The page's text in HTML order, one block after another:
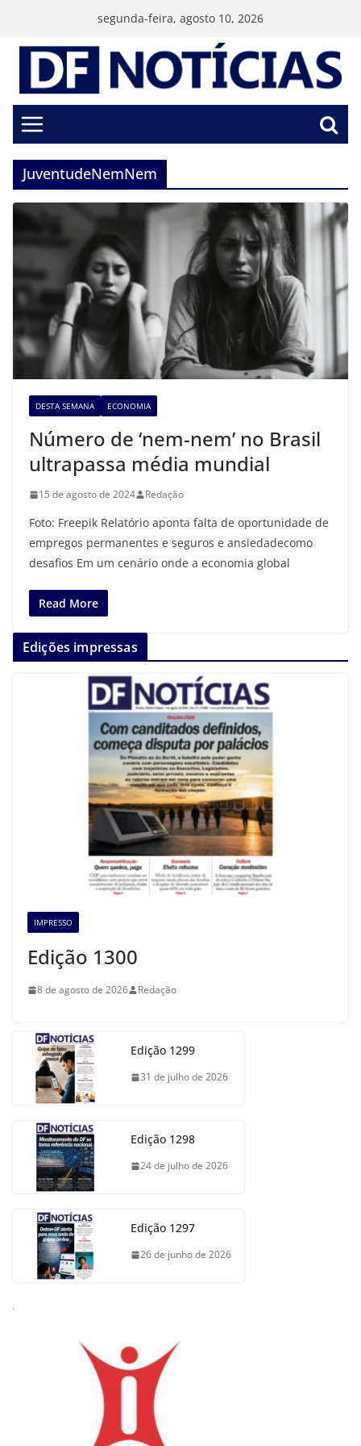
conteúdo
segunda-feira, agosto 10, 2026
JuventudeNemNem
DESTA SEMANA ECONOMIA
Número de ‘nem-nem’ no Brasil
ultrapassa média mundial
15 de agosto de 2024 Redação
Foto: Freepik Relatório aponta falta de oportunidade de
empregos permanentes e seguros e ansiedadecomo
desafios Em um cenário onde a economia global
Read More
Edições impressas
IMPRESSO
Edição 1300
8 de agosto de 2026 Redação
Edição 1299
31 de julho de 2026
Edição 1298
24 de julho de 2026
Edição 1297
26 de junho de 2026